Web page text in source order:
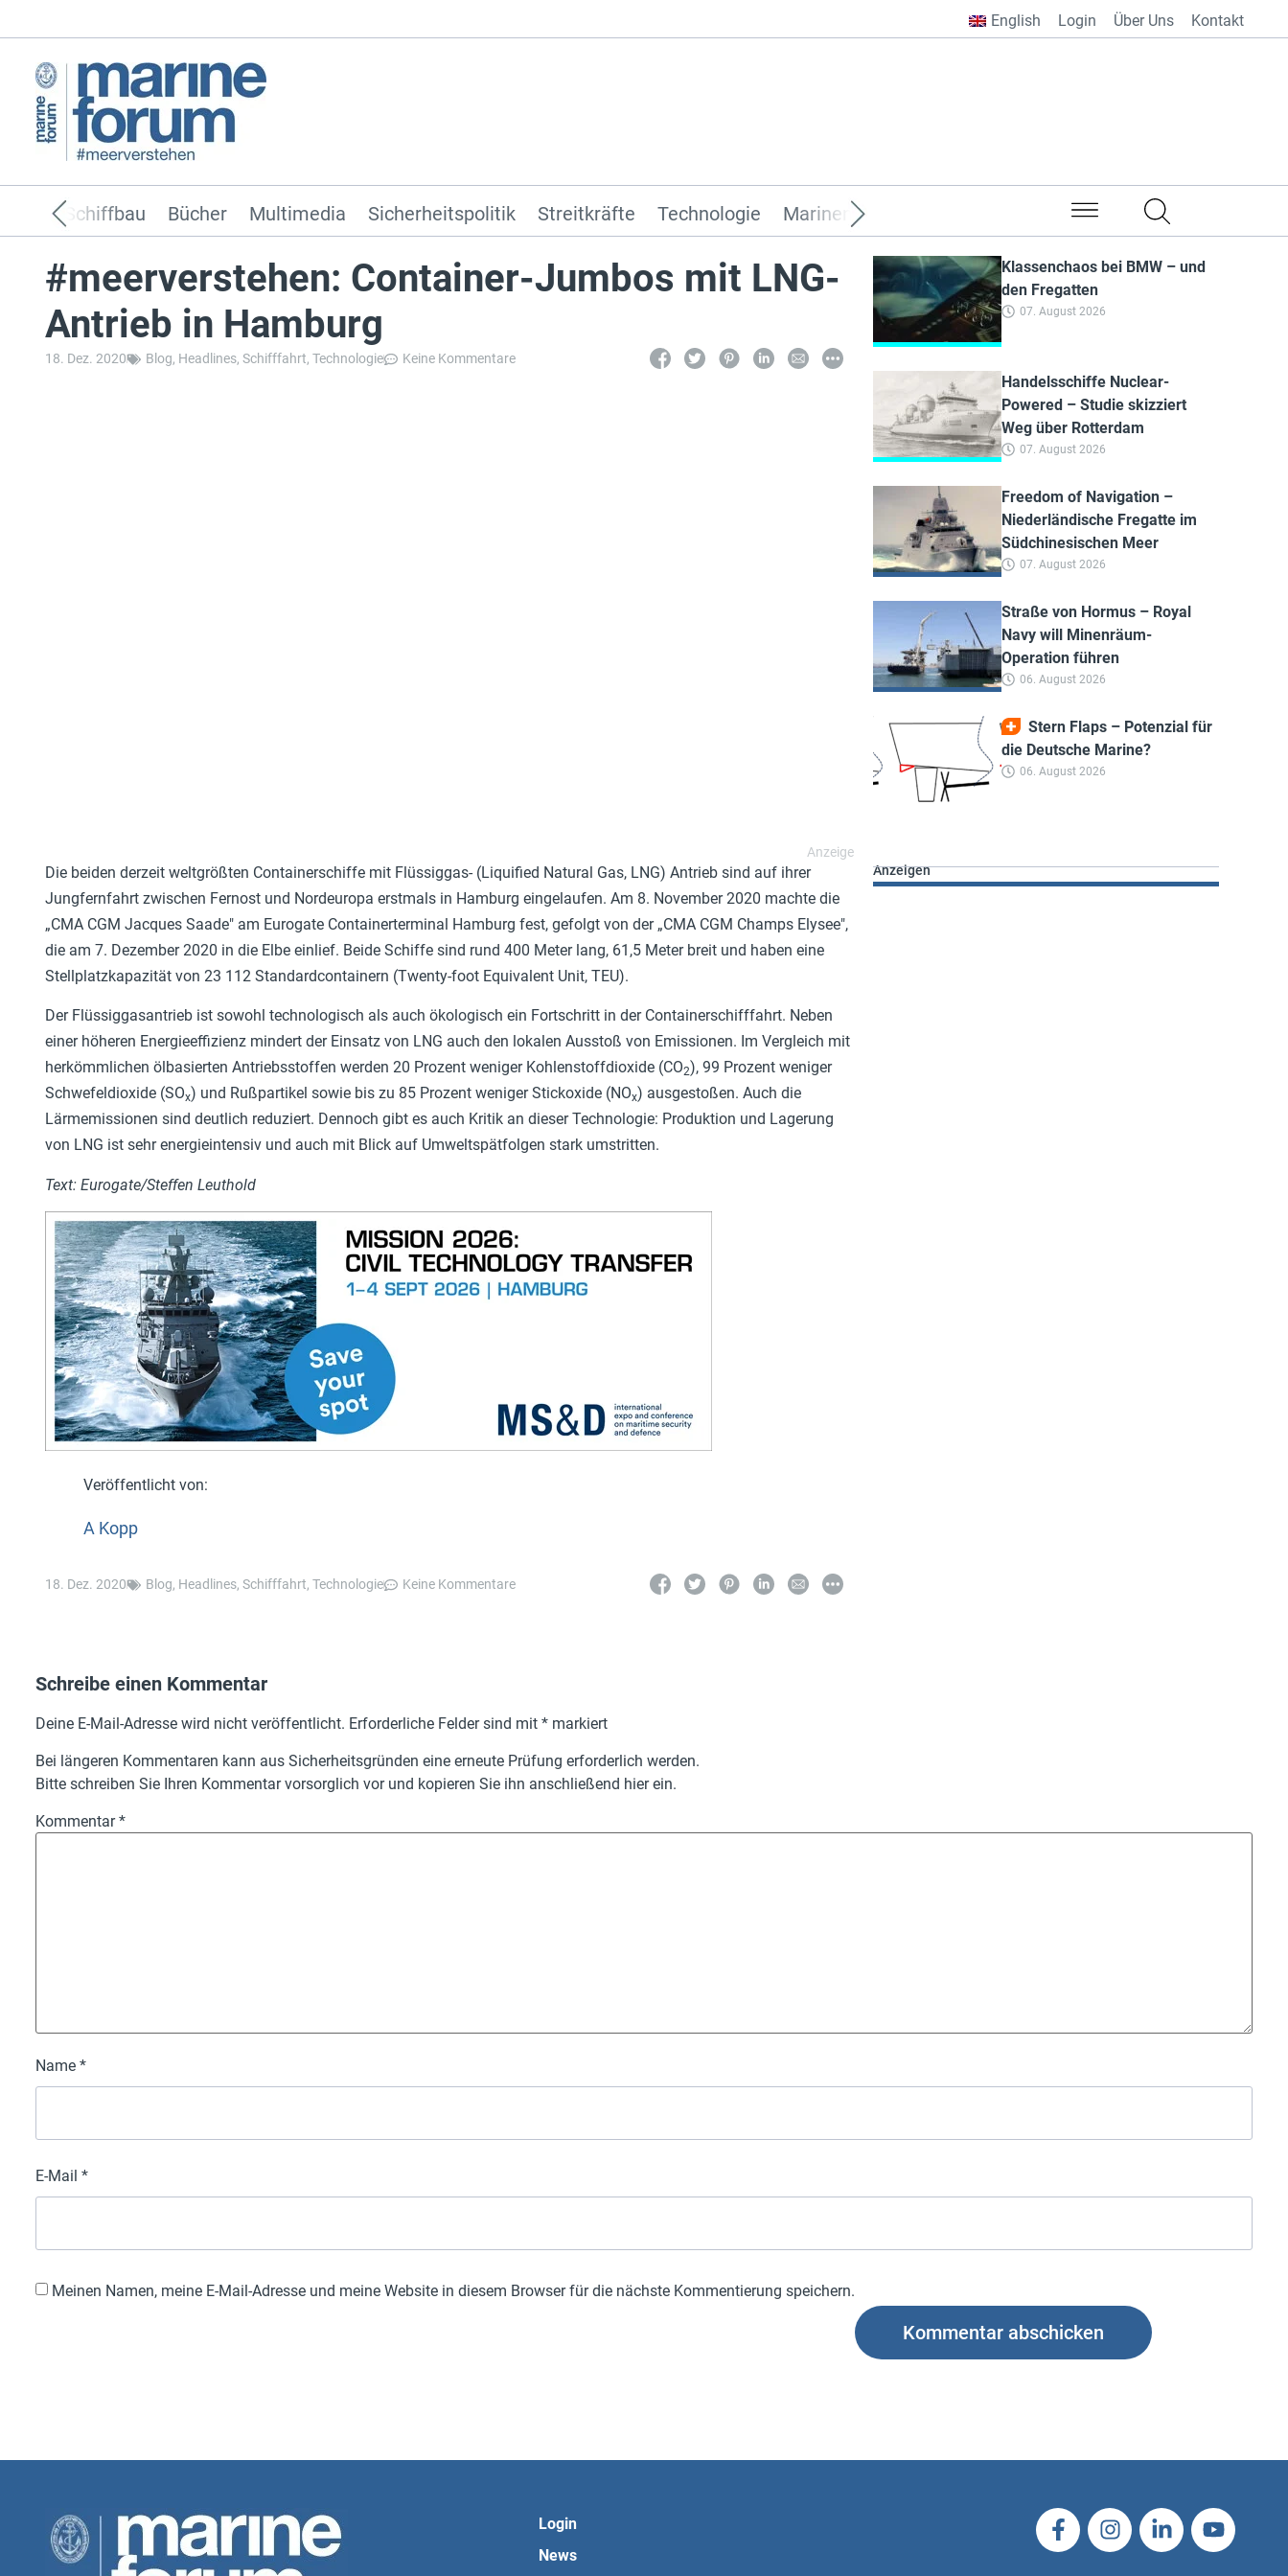
English Login Über Uns Kontakt
Sicherheitspolitik Streitkräfte Technologie Marinen aus aller Welt
Schiffbau Bücher Multimedia
#meerverstehen: Container-Jumbos mit LNG-
Antrieb in Hamburg
18. Dez. 2020 Blog, Headlines, Schifffahrt, Technologie Keine Kommentare
Klassenchaos bei BMW – und
den Fregatten
07. August 2026
Handelsschiffe Nuclear-
Powered – Studie skizziert
Weg über Rotterdam
07. August 2026
Freedom of Navigation –
Niederländische Fregatte im
Südchinesischen Meer
07. August 2026
Straße von Hormus – Royal
Navy will Minenräum-
Operation führen
06. August 2026
Stern Flaps – Potenzial für
die Deutsche Marine?
06. August 2026
Die beiden derzeit weltgrößten Containerschiffe mit Flüssiggas- (Liquified Natural Gas, LNG) Antrieb sind auf ihrer
Jungfernfahrt zwischen Fernost und Nordeuropa erstmals in Hamburg eingelaufen. Am 8. November 2020 machte die
„CMA CGM Jacques Saade" am Eurogate Containerterminal Hamburg fest, gefolgt von der „CMA CGM Champs Elysee",
die am 7. Dezember 2020 in die Elbe einlief. Beide Schiffe sind rund 400 Meter lang, 61,5 Meter breit und haben eine
Stellplatzkapazität von 23 112 Standardcontainern (Twenty-foot Equivalent Unit, TEU).
Der Flüssiggasantrieb ist sowohl technologisch als auch ökologisch ein Fortschritt in der Containerschifffahrt. Neben
einer höheren Energieeffizienz mindert der Einsatz von LNG auch den lokalen Ausstoß von Emissionen. Im Vergleich mit
herkömmlichen ölbasierten Antriebsstoffen werden 20 Prozent weniger Kohlenstoffdioxide (CO2), 99 Prozent weniger
Schwefeldioxide (SOx) und Rußpartikel sowie bis zu 85 Prozent weniger Stickoxide (NOx) ausgestoßen. Auch die
Lärmemissionen sind deutlich reduziert. Dennoch gibt es auch Kritik an dieser Technologie: Produktion und Lagerung
von LNG ist sehr energieintensiv und auch mit Blick auf Umweltspätfolgen stark umstritten.
Text: Eurogate/Steffen Leuthold
A Kopp
18. Dez. 2020 Blog, Headlines, Schifffahrt, Technologie Keine Kommentare
Anzeigen
Schreibe einen Kommentar
Deine E-Mail-Adresse wird nicht veröffentlicht. Erforderliche Felder sind mit * markiert
Bei längeren Kommentaren kann aus Sicherheitsgründen eine erneute Prüfung erforderlich werden.
Bitte schreiben Sie Ihren Kommentar vorsorglich vor und kopieren Sie ihn anschließend hier ein.
Kommentar*
Name *
E-Mail *
Meinen Namen, meine E-Mail-Adresse und meine Website in diesem Browser für die nächste Kommentierung speichern.
Login
News